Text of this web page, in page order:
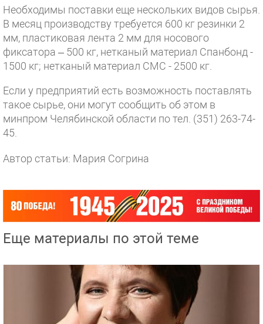
Необходимы поставки еще нескольких видов сырья.
В месяц производству требуется 600 кг резинки 2
мм, пластиковая лента 2 мм для носового
фиксатора – 500 кг, нетканый материал Спанбонд -
1500 кг; нетканый материал СМС - 2500 кг.
Если у предприятий есть возможность поставлять
такое сырье, они могут сообщить об этом в
минпром Челябинской области по тел. (351) 263-74-
45.
Автор статьи: Мария Согрина
Еще материалы по этой теме